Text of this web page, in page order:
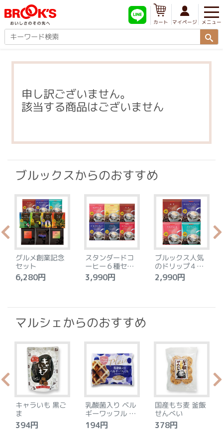
メニュー
マイページ
カート
申し訳ございません。
該当する商品はございません
ブルックスからのおすすめ
グルメ創業記念
セット
6,280円
スタンダードコ
ーヒー６種セッ
ト
3,990円
ブルックス人気
のドリップ４種
セット
2,990円
マルシェからのおすすめ
キャラいも 黒ご
ま
394円
乳酸菌入り ベル
ギーワッフル プ
レーン
194円
国産もち麦 釜飯
せんべい
378円